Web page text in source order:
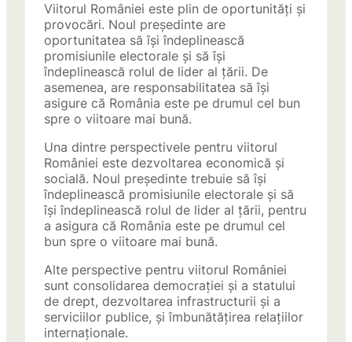
Viitorul României este plin de oportunități și
provocări. Noul președinte are
oportunitatea să își îndeplinească
promisiunile electorale și să își
îndeplinească rolul de lider al țării. De
asemenea, are responsabilitatea să își
asigure că România este pe drumul cel bun
spre o viitoare mai bună.
Una dintre perspectivele pentru viitorul
României este dezvoltarea economică și
socială. Noul președinte trebuie să își
îndeplinească promisiunile electorale și să
își îndeplinească rolul de lider al țării, pentru
a asigura că România este pe drumul cel
bun spre o viitoare mai bună.
Alte perspective pentru viitorul României
sunt consolidarea democrației și a statului
de drept, dezvoltarea infrastructurii și a
serviciilor publice, și îmbunătățirea relațiilor
internaționale.